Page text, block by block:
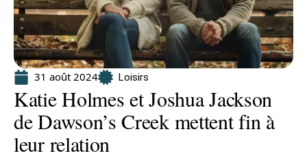
31 août 2024 Loisirs
Katie Holmes et Joshua Jackson
de Dawson’s Creek mettent fin à
leur relation